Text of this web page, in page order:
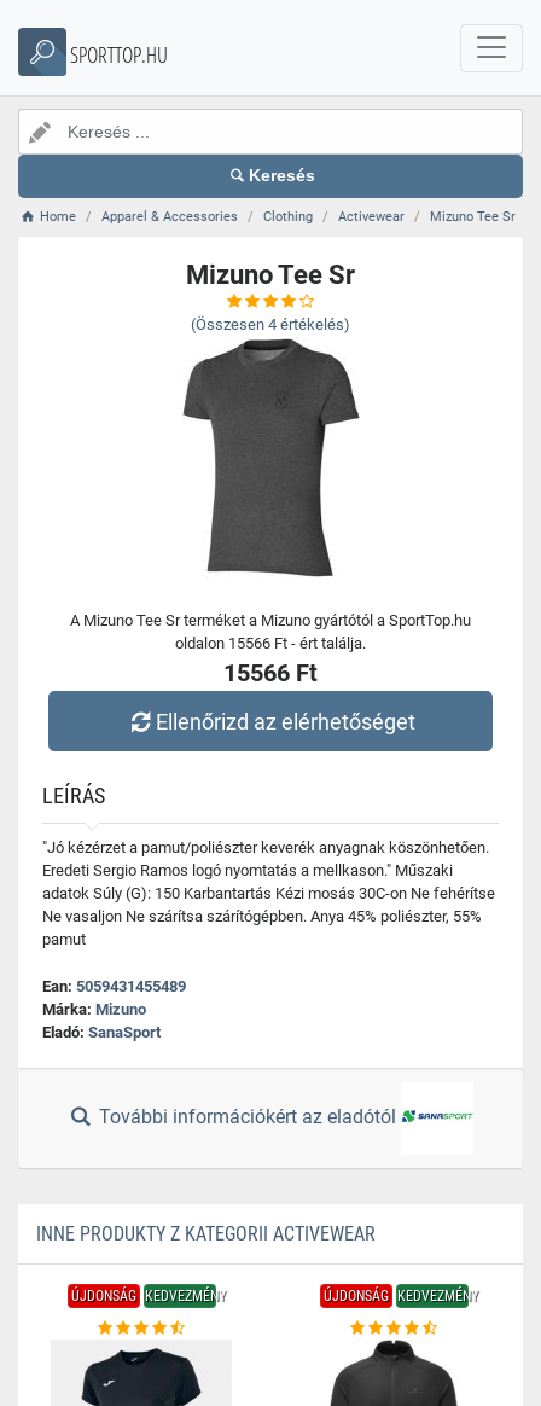
SPORTTOP.HU
Keresés
Home Apparel & Accessories Clothing Activewear Mizuno Tee Sr
Mizuno Tee Sr
(Összesen 4 értékelés)
A Mizuno Tee Sr terméket a Mizuno gyártótól a SportTop.hu
oldalon 15566 Ft - ért találja.
15566 Ft
Ellenőrizd az elérhetőséget
LEÍRÁS
"Jó kézérzet a pamut/poliészter keverék anyagnak köszönhetően.
Eredeti Sergio Ramos logó nyomtatás a mellkason." Műszaki
adatok Súly (G): 150 Karbantartás Kézi mosás 30C-on Ne fehérítse
Ne vasaljon Ne szárítsa szárítógépben. Anya 45% poliészter, 55%
pamut
Ean: 5059431455489
Márka: Mizuno
Eladó: SanaSport
További információkért az eladótól
INNE PRODUKTY Z KATEGORII ACTIVEWEAR
ÚJDONSÁG KEDVEZMÉNY ÚJDONSÁG KEDVEZMÉNY